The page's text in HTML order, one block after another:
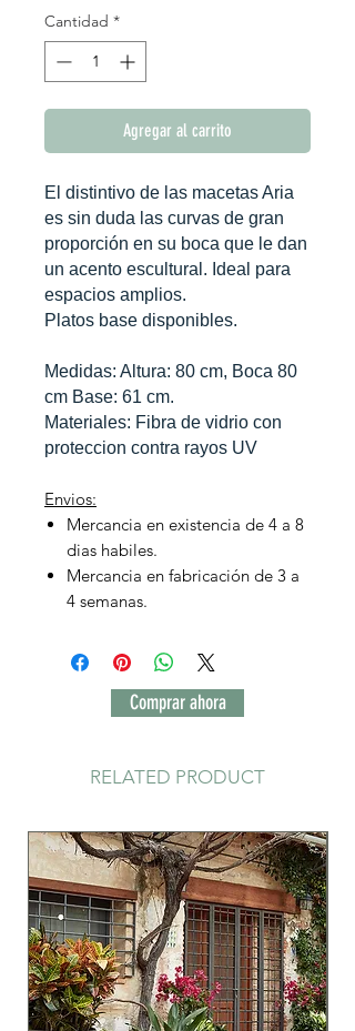
Cantidad *
Agregar al carrito
El distintivo de las macetas Aria
es sin duda las curvas de gran
proporción en su boca que le dan
un acento escultural. Ideal para
espacios amplios.
Platos base disponibles.
Medidas: Altura: 80 cm, Boca 80
cm Base: 61 cm.
Materiales: Fibra de vidrio con
proteccion contra rayos UV
Envios:
Mercancia en existencia de 4 a 8
dias habiles.
Mercancia en fabricación de 3 a
4 semanas.
Comprar ahora
RELATED PRODUCT